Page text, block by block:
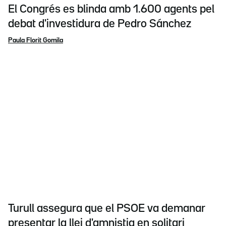
El Congrés es blinda amb 1.600 agents pel
debat d'investidura de Pedro Sánchez
Paula Florit Gomila
Turull assegura que el PSOE va demanar
presentar la llei d'amnistia en solitari